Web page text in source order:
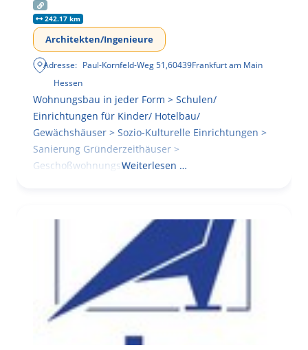
242.17 km
Architekten/Ingenieure
Adresse: Paul-Kornfeld-Weg 51,60439Frankfurt am Main
Hessen
Wohnungsbau in jeder Form > Schulen/
Einrichtungen für Kinder/ Hotelbau/
Gewächshäuser > Sozio-Kulturelle Einrichtungen >
Sanierung Gründerzeithäuser >
GeschoßwohnungsbauWeiterlesen …